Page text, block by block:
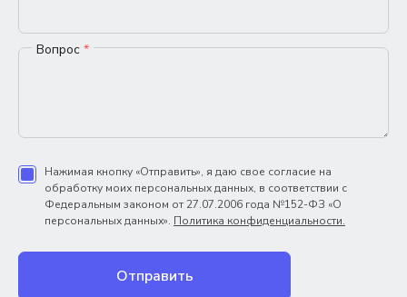
Вопрос *
Нажимая кнопку «Отправить», я даю свое согласие на
обработку моих персональных данных, в соответствии с
Федеральным законом от 27.07.2006 года №152-ФЗ «О
персональных данных». Политика конфиденциальности.
Отправить